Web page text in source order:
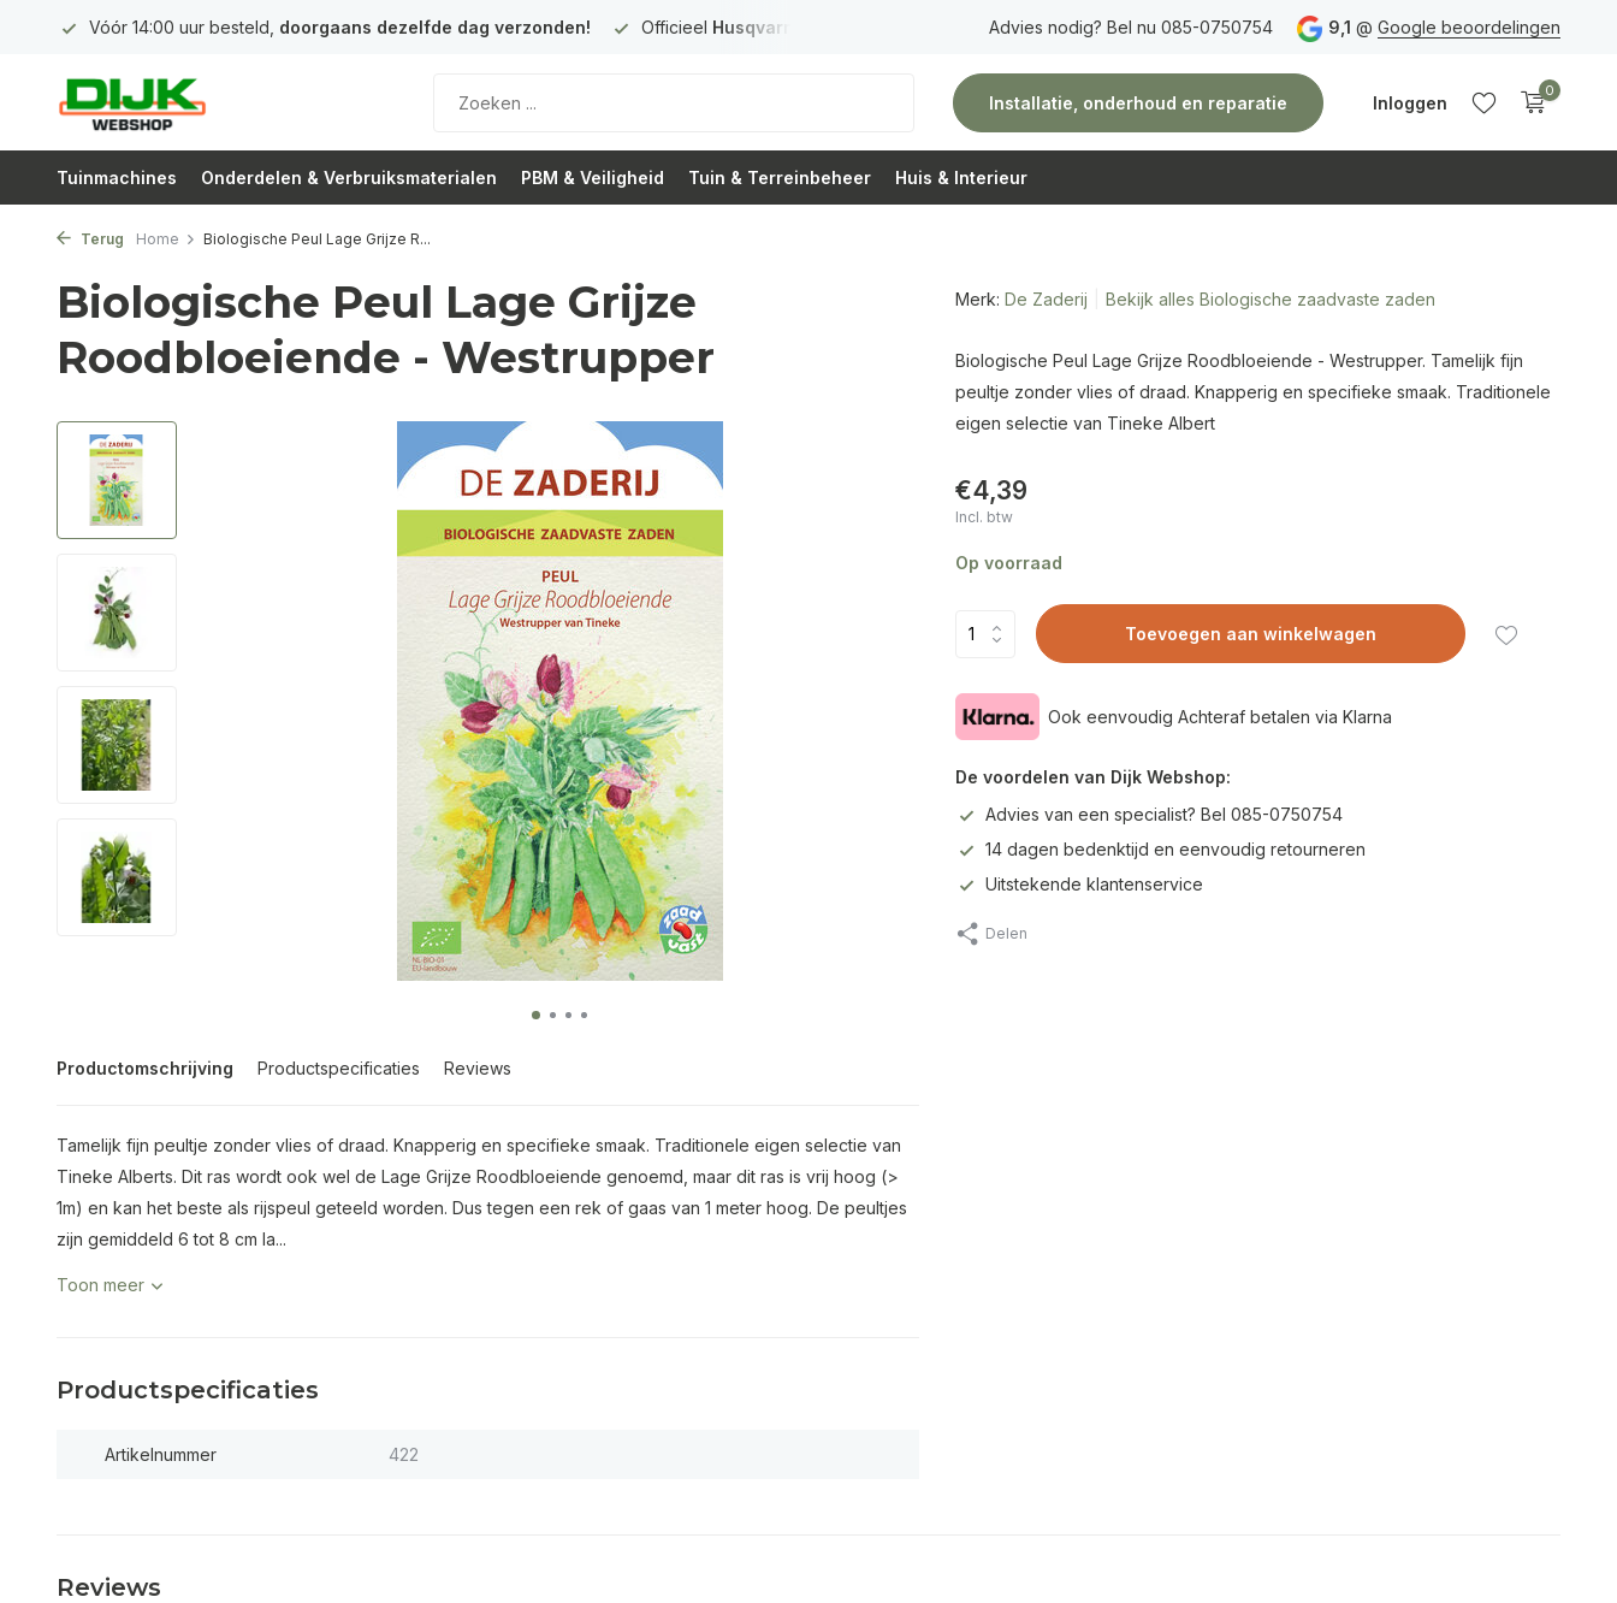
Vóór 14:00 uur besteld, doorgaans dezelfde dag verzonden! Officieel Husqvarna Premium Dealer in Nederland Gratis verzendingvanaf 150 euro Vóór 14:00 uur besteld,
Advies nodig? Bel nu 085-0750754 9,1 @ Google beoordelingen
Installatie, onderhoud en reparatie Inloggen
aanmaken
Account
0
Tuinmachines Onderdelen & Verbruiksmaterialen PBM & Veiligheid Tuin & Terreinbeheer Huis & Interieur
Terug Home Biologische Peul Lage Grijze R...
Biologische Peul Lage Grijze
Roodbloeiende - Westrupper
Productomschrijving Productspecificaties Reviews
Tamelijk fijn peultje zonder vlies of draad. Knapperig en specifieke smaak. Traditionele eigen selectie van
Tineke Alberts. Dit ras wordt ook wel de Lage Grijze Roodbloeiende genoemd, maar dit ras is vrij hoog (>
1m) en kan het beste als rijspeul geteeld worden. Dus tegen een rek of gaas van 1 meter hoog. De peultjes
zijn gemiddeld 6 tot 8 cm la...
Toon meer
Productspecificaties
Artikelnummer 422
Merk: De Zaderij Bekijk alles Biologische zaadvaste zaden
Biologische Peul Lage Grijze Roodbloeiende - Westrupper. Tamelijk fijn
peultje zonder vlies of draad. Knapperig en specifieke smaak. Traditionele
eigen selectie van Tineke Albert
€4,39
Incl. btw
Op voorraad
Toevoegen aan winkelwagen
Ook eenvoudig Achteraf betalen via Klarna
De voordelen van Dijk Webshop:
Advies van een specialist? Bel 085-0750754
14 dagen bedenktijd en eenvoudig retourneren
Uitstekende klantenservice
Delen
Reviews